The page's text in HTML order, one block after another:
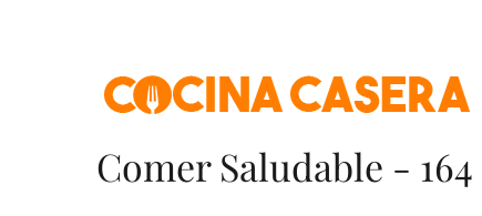
Comer Saludable -